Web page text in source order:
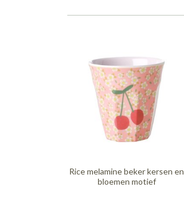
Rice melamine beker kersen en
bloemen motief